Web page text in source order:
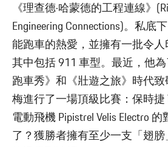
《理查德·哈蒙德的工程連線》
Engineering Connections)。私底
能跑車的熱愛，並擁有一批令人
其中包括 911 車型。最近，他
跑車秀》和《壯遊之旅》時代致
梅進行了一場頂級比賽：保時捷
電動飛機 Pipistrel Velis Electro
了？獲勝者擁有至少一支「翅